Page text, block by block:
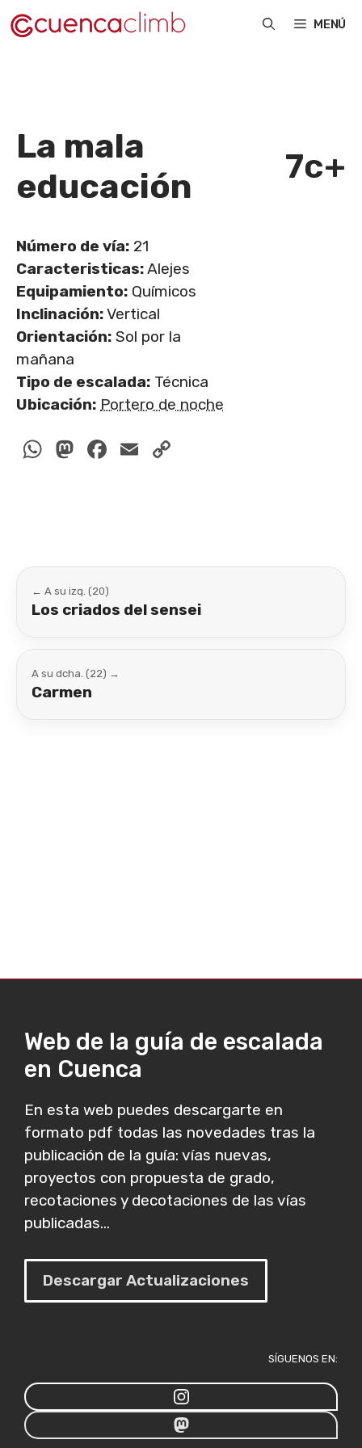
Saltar
al
MENÚ
La mala
educación
7c+
Número de vía: 21
Caracteristicas:Alejes
Equipamiento: Químicos
Inclinación:Vertical
Orientación: Sol por la
mañana
Tipo de escalada: Técnica
Ubicación: Portero de noche
WhatsApp
Mastodon
Facebook
Email
← A su izq. (20)
Los criados del sensei
A su dcha. (22) →
Carmen
Web de la guía de escalada
en Cuenca
En esta web puedes descargarte en
formato pdf todas las novedades tras la
publicación de la guía: vías nuevas,
proyectos con propuesta de grado,
recotaciones y decotaciones de las vías
publicadas...
Descargar Actualizaciones
SÍGUENOS EN: